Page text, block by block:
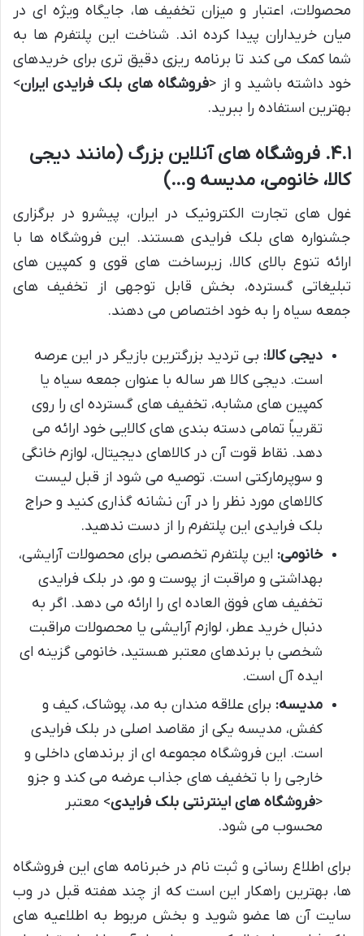
محصولات، اعتبار و میزان تخفیف ها، جایگاه ویژه ای در
میان خریداران پیدا کرده اند. شناخت این پلتفرم ها به
شما کمک می کند تا برنامه ریزی دقیق تری برای خریدهای
خود داشته باشید و از <فروشگاه های بلک فرایدی ایران>
بهترین استفاده را ببرید.
۴.۱. فروشگاه های آنلاین بزرگ (مانند دیجی
کالا، خانومی، مدیسه و…)
غول های تجارت الکترونیک در ایران، پیشرو در برگزاری
جشنواره های بلک فرایدی هستند. این فروشگاه ها با
ارائه تنوع بالای کالا، زیرساخت های قوی و کمپین های
تبلیغاتی گسترده، بخش قابل توجهی از تخفیف های
جمعه سیاه را به خود اختصاص می دهند.
دیجی کالا: بی تردید بزرگترین بازیگر در این عرصه
است. دیجی کالا هر ساله با عنوان جمعه سیاه یا
کمپین های مشابه، تخفیف های گسترده ای را روی
تقریباً تمامی دسته بندی های کالایی خود ارائه می
دهد. نقاط قوت آن در کالاهای دیجیتال، لوازم خانگی
و سوپرمارکتی است. توصیه می شود از قبل لیست
کالاهای مورد نظر را در آن نشانه گذاری کنید و حراج
بلک فرایدی این پلتفرم را از دست ندهید.
خانومی: این پلتفرم تخصصی برای محصولات آرایشی،
بهداشتی و مراقبت از پوست و مو، در بلک فرایدی
تخفیف های فوق العاده ای را ارائه می دهد. اگر به
دنبال خرید عطر، لوازم آرایشی یا محصولات مراقبت
شخصی با برندهای معتبر هستید، خانومی گزینه ای
ایده آل است.
مدیسه: برای علاقه مندان به مد، پوشاک، کیف و
کفش، مدیسه یکی از مقاصد اصلی در بلک فرایدی
است. این فروشگاه مجموعه ای از برندهای داخلی و
خارجی را با تخفیف های جذاب عرضه می کند و جزو
<فروشگاه های اینترنتی بلک فرایدی> معتبر
محسوب می شود.
برای اطلاع رسانی و ثبت نام در خبرنامه های این فروشگاه
ها، بهترین راهکار این است که از چند هفته قبل در وب
سایت آن ها عضو شوید و بخش مربوط به اطلاعیه های